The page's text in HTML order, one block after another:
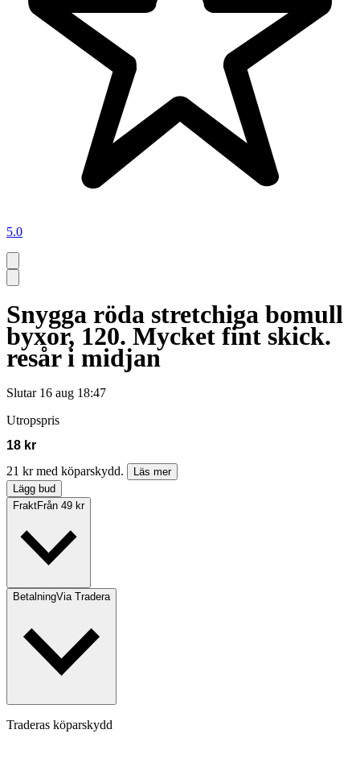
5.0
Snygga röda stretchiga bomull
byxor, 120. Mycket fint skick.
resår i midjan
Slutar 16 aug 18:47
Utropspris
18 kr
21 kr med köparskydd.
Läs mer
Lägg bud
FraktFrån 49 kr
BetalningVia Tradera
Traderas köparskydd